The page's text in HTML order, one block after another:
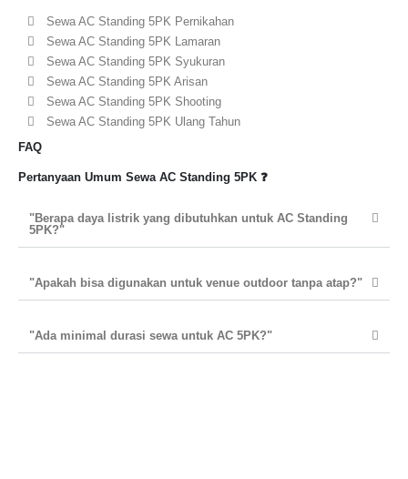
Sewa AC Standing 5PK Pernikahan
Sewa AC Standing 5PK Lamaran
Sewa AC Standing 5PK Syukuran
Sewa AC Standing 5PK Arisan
Sewa AC Standing 5PK Shooting
Sewa AC Standing 5PK Ulang Tahun
FAQ
Pertanyaan Umum Sewa AC Standing 5PK ❓
"Berapa daya listrik yang dibutuhkan untuk AC Standing
5PK?"
"Apakah bisa digunakan untuk venue outdoor tanpa atap?"
"Ada minimal durasi sewa untuk AC 5PK?"